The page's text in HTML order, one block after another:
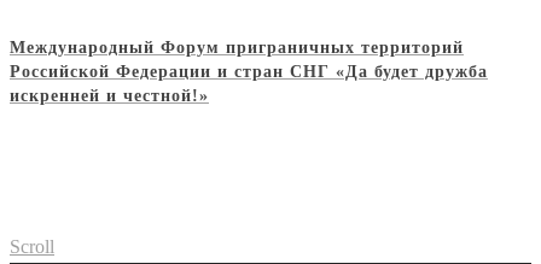
Международный Форум приграничных территорий
Российской Федерации и стран СНГ «Да будет дружба
искренней и честной!»
Scroll